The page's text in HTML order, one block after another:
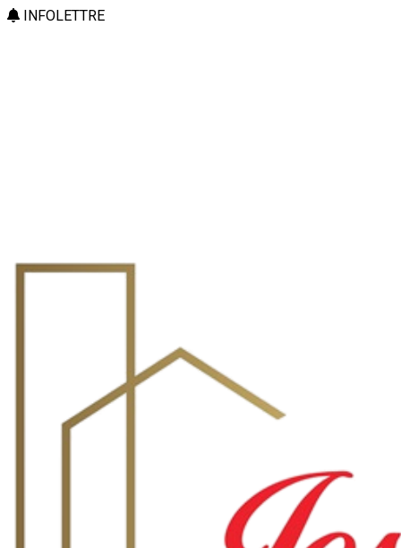
INFOLETTRE